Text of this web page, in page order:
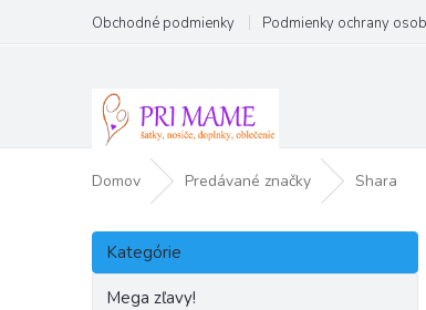
obsah
Obchodné podmienky Podmienky ochrany
Domov Predávané značky Shara
B
č
Preskočiť
kategórie
Kategórie
Mega zľavy!